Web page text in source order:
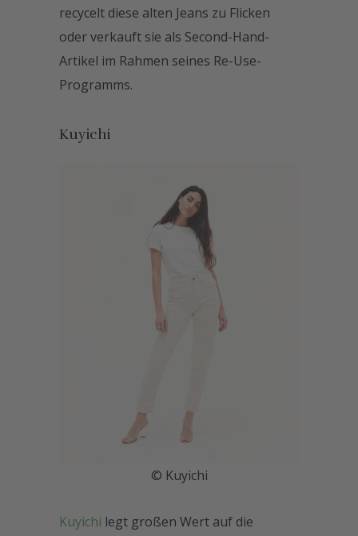
recycelt diese alten Jeans zu Flicken
oder verkauft sie als Second-Hand-
Artikel im Rahmen seines Re-Use-
Programms.
Kuyichi
© Kuyichi
Kuyichi legt großen Wert auf die